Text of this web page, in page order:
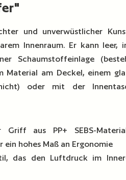
und unverwüstlicher
Innenraum. Er kann leer,
Schaumstoffeinlage
Material am Deckel, einem
oder mit der
Griff aus PP+ SEBS-
ein hohes Maß an Ergonomie
das den Luftdruck im